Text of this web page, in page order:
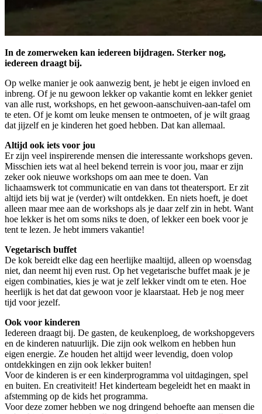
In de zomerweken kan iedereen bijdragen. Sterker nog,
iedereen draagt bij.
Op welke manier je ook aanwezig bent, je hebt je eigen invloed en
inbreng. Of je nu gewoon lekker op vakantie komt en lekker geniet
van alle rust, workshops, en het gewoon-aanschuiven-aan-tafel om
te eten. Of je komt om leuke mensen te ontmoeten, of je wilt graag
dat jijzelf en je kinderen het goed hebben. Dat kan allemaal.
Altijd ook iets voor jou
Er zijn veel inspirerende mensen die interessante workshops geven.
Misschien iets wat al heel bekend terrein is voor jou, maar er zijn
zeker ook nieuwe workshops om aan mee te doen. Van
lichaamswerk tot communicatie en van dans tot theatersport. Er zit
altijd iets bij wat je (verder) wilt ontdekken. En niets hoeft, je doet
alleen maar mee aan de workshops als je daar zelf zin in hebt. Want
hoe lekker is het om soms niks te doen, of lekker een boek voor je
tent te lezen. Je hebt immers vakantie!
Vegetarisch buffet
De kok bereidt elke dag een heerlijke maaltijd, alleen op woensdag
niet, dan neemt hij even rust. Op het vegetarische buffet maak je je
eigen combinaties, kies je wat je zelf lekker vindt om te eten. Hoe
heerlijk is het dat dat gewoon voor je klaarstaat. Heb je nog meer
tijd voor jezelf.
Ook voor kinderen
Iedereen draagt bij. De gasten, de keukenploeg, de workshopgevers
en de kinderen natuurlijk. Die zijn ook welkom en hebben hun
eigen energie. Ze houden het altijd weer levendig, doen volop
ontdekkingen en zijn ook lekker buiten!
Voor de kinderen is er een kinderprogramma vol uitdagingen, spel
en buiten. En creativiteit! Het kinderteam begeleidt het en maakt in
afstemming op de kids het programma.
Voor deze zomer hebben we nog dringend behoefte aan mensen die